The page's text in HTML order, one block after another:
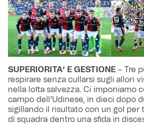
SUPERIORITA’ E GESTIONE – Tre
respirare senza cullarsi sugli allori
nella lotta salvezza. Ci imponiamo
campo dell’Udinese, in dieci dopo
sigillando il risultato con un gol per
di squadra dentro una sfida in